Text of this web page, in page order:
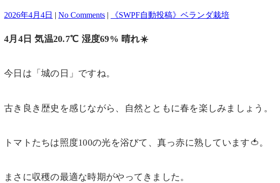
2026年4月4日 | No Comments | 《SWPF自動投稿》ベランダ栽培
4月4日 気温20.7℃ 湿度69% 晴れ☀️
今日は「城の日」ですね。
古き良き歴史を感じながら、自然とともに春を楽しみましょう。
トマトたちは照度100の光を浴びて、真っ赤に熟しています🍅。
まさに収穫の最適な時期がやってきました。